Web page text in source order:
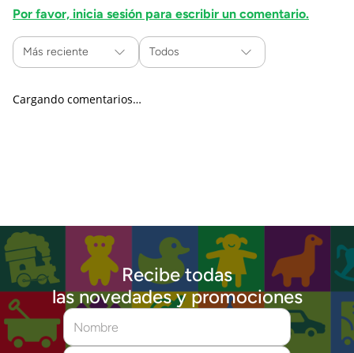
Por favor, inicia sesión para escribir un comentario.
Más reciente Todos
Cargando comentarios…
Recibe todas
las novedades y promociones